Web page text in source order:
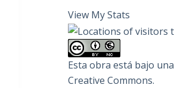
View My Stats
Esta obra está bajo una
Creative Commons.